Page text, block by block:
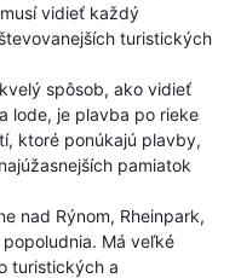
vidieť každý
turistických
spôsob, ako vidieť
lode, je plavba po rieke
ktoré ponúkajú plavby,
pamiatok
nad Rýnom, Rheinpark,
Má veľké
turistických a